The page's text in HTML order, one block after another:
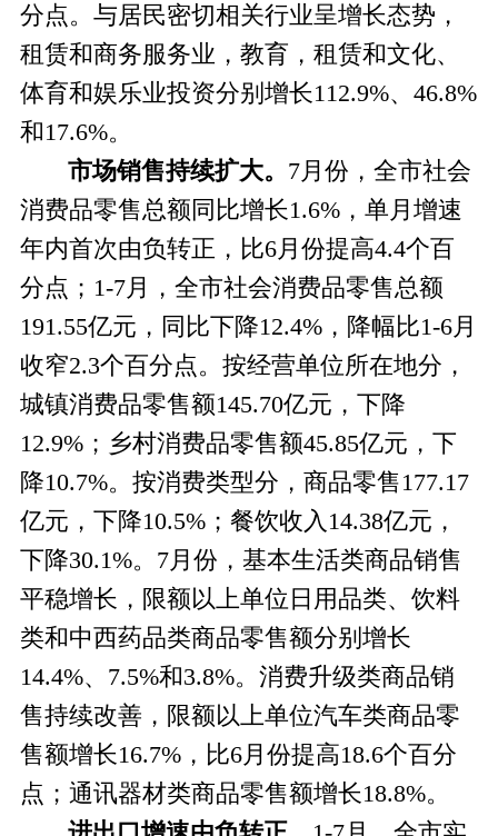
分点。与居民密切相关行业呈增长态势，
租赁和商务服务业，教育，租赁和文化、
体育和娱乐业投资分别增长112.9%、46.8%
和17.6%。
市场销售持续扩大。 7月份，全市社会
消费品零售总额同比增长1.6%，单月增速
年内首次由负转正，比6月份提高4.4个百
分点；1-7月，全市社会消费品零售总额
191.55亿元，同比下降12.4%，降幅比1-6月
收窄2.3个百分点。按经营单位所在地分，
城镇消费品零售额145.70亿元，下降
12.9%；乡村消费品零售额45.85亿元，下
降10.7%。按消费类型分，商品零售177.17
亿元，下降10.5%；餐饮收入14.38亿元，
下降30.1%。7月份，基本生活类商品销售
平稳增长，限额以上单位日用品类、饮料
类和中西药品类商品零售额分别增长
14.4%、7.5%和3.8%。消费升级类商品销
售持续改善，限额以上单位汽车类商品零
售额增长16.7%，比6月份提高18.6个百分
点；通讯器材类商品零售额增长18.8%。